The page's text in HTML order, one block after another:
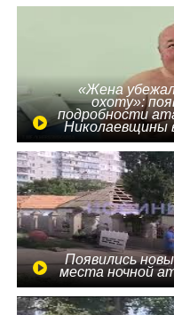
«Жена
охоту»:
подробности
Николаевщины
Появились
места ночной